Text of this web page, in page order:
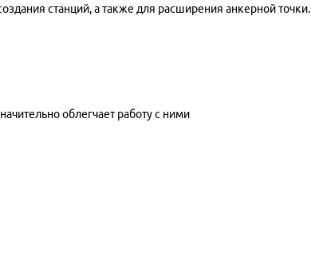
станций, а также для расширения анкерной точки.
облегчает работу с ними